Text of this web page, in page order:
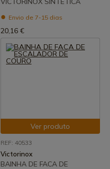
Envio de 7-15 dias
20,16 €
Ver produto
REF: 40533
Victorinox
BAINHA DE FACA DE